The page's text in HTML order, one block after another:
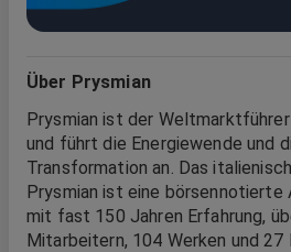
Über Prysmian
Prysmian ist der
und führt die Energiewende und
Transformation an. Das
Prysmian ist eine
mit fast 150 Jahren Erfahrung,
Mitarbeitern, 104 Werken und 27